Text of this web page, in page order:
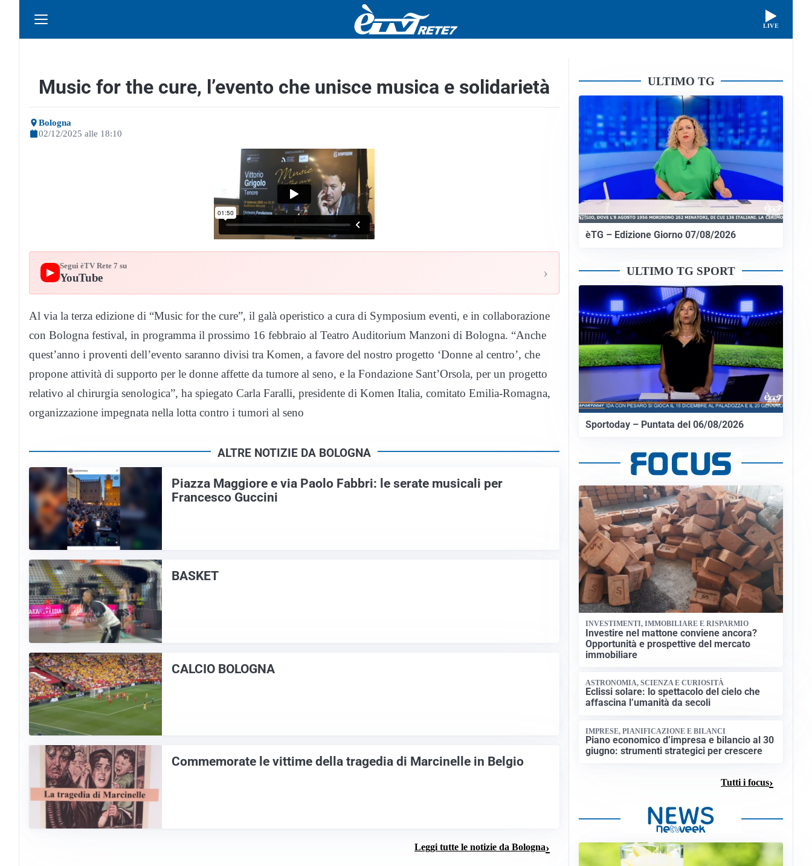
LIVE
Music for the cure, l’evento che unisce musica e solidarietà
Bologna
02/12/2025 alle 18:10
▶
Segui èTV Rete 7 su
YouTube ›
Al via la terza edizione di “Music for the cure”, il galà operistico a cura di Symposium eventi, e in collaborazione
con Bologna festival, in programma il prossimo 16 febbraio al Teatro Auditorium Manzoni di Bologna. “Anche
quest’anno i proventi dell’evento saranno divisi tra Komen, a favore del nostro progetto ‘Donne al centro’, che
propone attività di supporto per le donne affette da tumore al seno, e la Fondazione Sant’Orsola, per un progetto
relativo al chirurgia senologica”, ha spiegato Carla Faralli, presidente di Komen Italia, comitato Emilia-Romagna,
organizzazione impegnata nella lotta contro i tumori al seno
ALTRE NOTIZIE DA BOLOGNA
Piazza Maggiore e via Paolo Fabbri: le serate musicali per
Francesco Guccini
BASKET
CALCIO BOLOGNA
Commemorate le vittime della tragedia di Marcinelle in Belgio
Leggi tutte le notizie da Bologna
ULTIMO TG
èTG – Edizione Giorno 07/08/2026
ULTIMO TG SPORT
Sportoday – Puntata del 06/08/2026
INVESTIMENTI, IMMOBILIARE E RISPARMIO
Investire nel mattone conviene ancora?
Opportunità e prospettive del mercato
immobiliare
ASTRONOMIA, SCIENZA E CURIOSITÀ
Eclissi solare: lo spettacolo del cielo che
affascina l’umanità da secoli
IMPRESE, PIANIFICAZIONE E BILANCI
Piano economico d’impresa e bilancio al 30
giugno: strumenti strategici per crescere
Tutti i focus